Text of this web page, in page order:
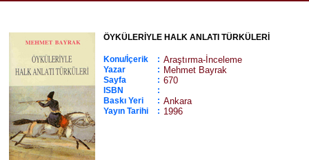
ÖYKÜLERİYLE HALK ANLATI TÜRKÜLERİ
Konu/İçerik : Araştırma-İnceleme
Yazar : Mehmet Bayrak
Sayfa : 670
ISBN
:
Baskı Yeri
: Ankara
Yayın Tarihi : 1996